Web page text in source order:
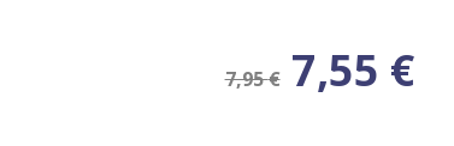
7,95€ 7,55 €